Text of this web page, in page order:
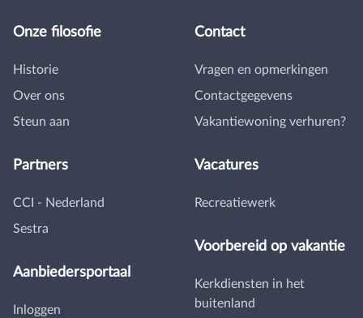
Onze filosofie
Historie
Over ons
Steun aan
Partners
CCI - Nederland
Sestra
Aanbiedersportaal
Inloggen
Contact
Vragen en opmerkingen
Contactgegevens
Vakantiewoning verhuren?
Vacatures
Recreatiewerk
Voorbereid op vakantie
Kerkdiensten in het
buitenland